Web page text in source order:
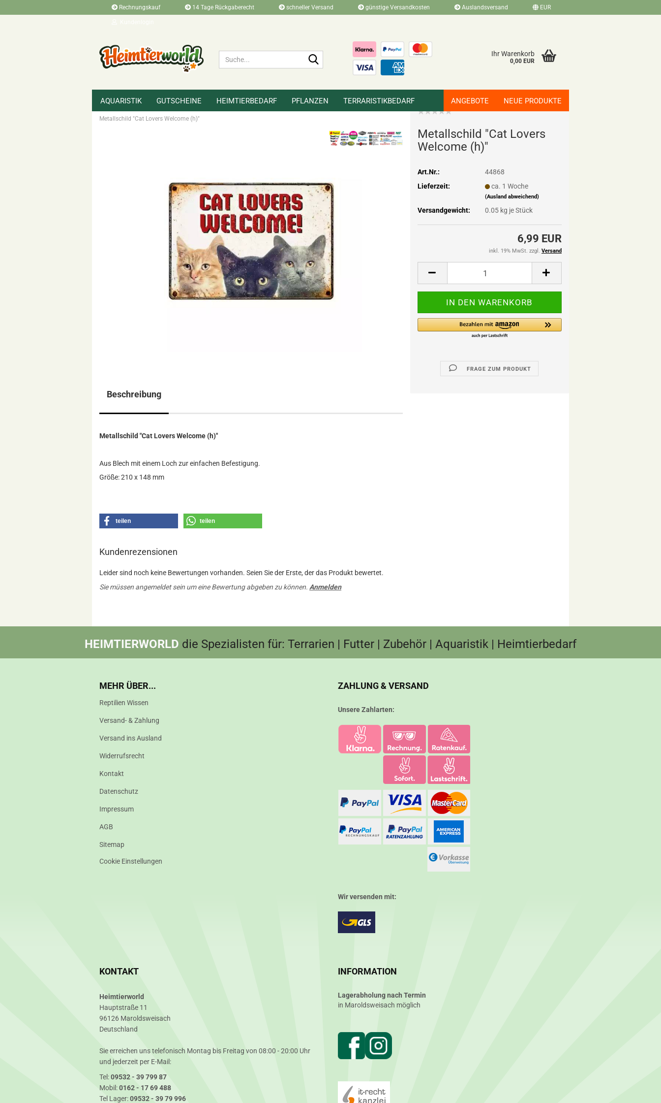
Rechnungskauf 14 Tage Rückgaberecht schneller Versand günstige Versandkosten Auslandsversand EUR
Ihr Warenkorb
0,00 EUR
AQUARISTIK GUTSCHEINE HEIMTIERBEDARF PFLANZEN TERRARISTIKBEDARF ANGEBOTE NEUE PRODUKTE
Metallschild "Cat Lovers Welcome (h)"
Me­tall­schild "Cat Lo­vers
Wel­co­me (h)"
Art.Nr.:
44868
Lieferzeit:
ca. 1 Woche
(Ausland abweichend)
Versandgewicht: 0.05kg je Stück
6,99 EUR
inkl. 19% MwSt. zzgl. Versand
FRAGE ZUM PRODUKT
Beschreibung
Metallschild "Cat Lovers Welcome (h)"
Aus Blech mit einem Loch zur einfachen Befestigung.
Größe: 210 x 148 mm
teilen teilen
Kundenrezensionen
Leider sind noch keine Bewertungen vorhanden. Seien Sie der Erste, der das Produkt bewertet.
Sie müssen angemeldet sein um eine Bewertung abgeben zu können. Anmelden
HEIMTIERWORLD die Spezialisten für: Terrarien | Futter | Zubehör | Aquaristik | Heimtierbedarf
MEHR ÜBER...
Reptilien Wissen
Versand- & Zahlung
Versand ins Ausland
Widerrufsrecht
Kontakt
Datenschutz
Impressum
AGB
Sitemap
Cookie Einstellungen
ZAHLUNG & VERSAND
Unsere Zahlarten:
Wir versenden mit:
KONTAKT
Heimtierworld
Hauptstraße 11
96126 Maroldsweisach
Deutschland
Sie erreichen uns telefonisch Montag bis Freitag von 08:00 - 20:00 Uhr
und jederzeit per E-Mail:
Tel:09532 - 39 799 87
Mobil:0162 - 17 69 488
Tel Lager:09532 - 39 79 996
INFORMATION
Lagerabholung nach Termin
in Maroldsweisach möglich